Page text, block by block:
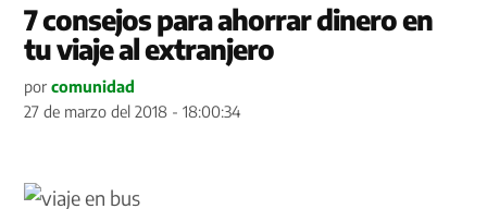
7 consejos para ahorrar dinero en
tu viaje al extranjero
por comunidad
27 de marzo del 2018 - 18:00:34